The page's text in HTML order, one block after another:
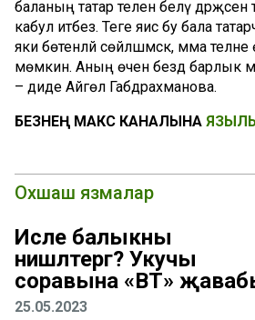
баланың татар телен белү
кабул итәбез. Теге яисә бу бала
яки бөтенләй сөйләшмәскә, әмма телне
мөмкин. Аның өчен бездә барлык
– диде Айгөл Габдрахманова.
БЕЗНЕҢ МАКС КАНАЛЫНА
Охшаш язмалар
Исле балыкны
нишләтергә? Укучы
соравына «ВТ»
25.05.2023